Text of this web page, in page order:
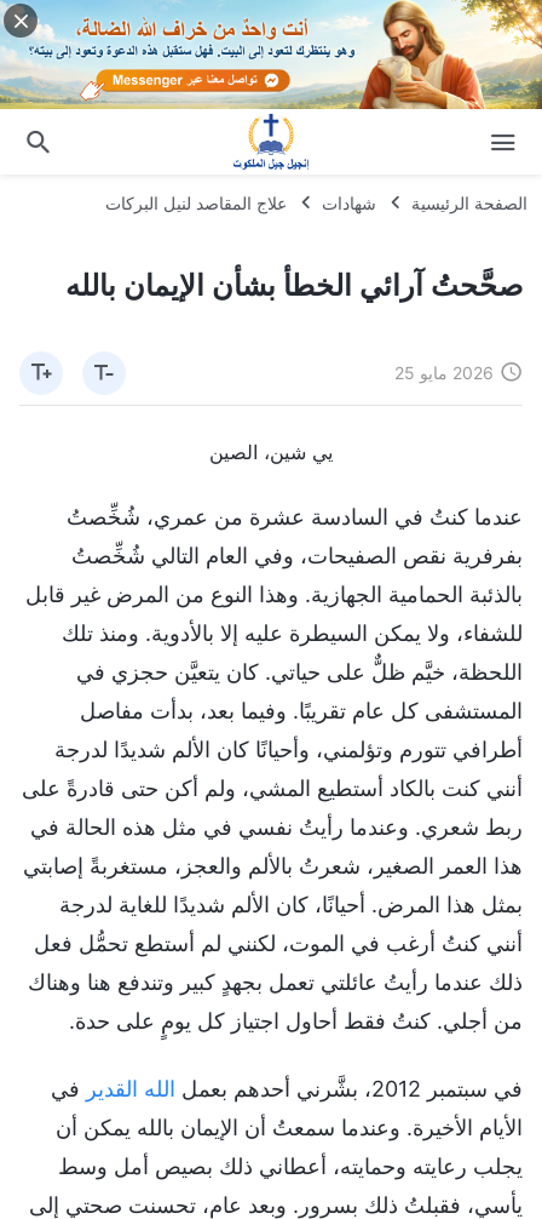
الصفحة الرئيسية شهادات علاج المقاصد لنيل البركات
صحَّحتُ آرائي الخطأ بشأن الإيمان بالله
2026 مايو 25
يي شين، الصين
عندما كنتُ في السادسة عشرة من عمري، شُخِّصتُ
بفرفرية نقص الصفيحات، وفي العام التالي شُخِّصتُ
بالذئبة الحمامية الجهازية. وهذا النوع من المرض غير قابل
للشفاء، ولا يمكن السيطرة عليه إلا بالأدوية. ومنذ تلك
اللحظة، خيَّم ظلٌّ على حياتي. كان يتعيَّن حجزي في
المستشفى كل عام تقريبًا. وفيما بعد، بدأت مفاصل
أطرافي تتورم وتؤلمني، وأحيانًا كان الألم شديدًا لدرجة
أنني كنت بالكاد أستطيع المشي، ولم أكن حتى قادرةً على
ربط شعري. وعندما رأيتُ نفسي في مثل هذه الحالة في
هذا العمر الصغير، شعرتُ بالألم والعجز، مستغربةً إصابتي
بمثل هذا المرض. أحيانًا، كان الألم شديدًا للغاية لدرجة
أنني كنتُ أرغب في الموت، لكنني لم أستطع تحمُّل فعل
ذلك عندما رأيتُ عائلتي تعمل بجهدٍ كبير وتندفع هنا وهناك
من أجلي. كنتُ فقط أحاول اجتياز كل يومٍ على حدة.
في سبتمبر 2012، بشَّرني أحدهم بعمل الله القدير في
الأيام الأخيرة. وعندما سمعتُ أن الإيمان بالله يمكن أن
يجلب رعايته وحمايته، أعطاني ذلك بصيص أمل وسط
يأسي، فقبلتُ ذلك بسرور. وبعد عام، تحسنت صحتي إلى